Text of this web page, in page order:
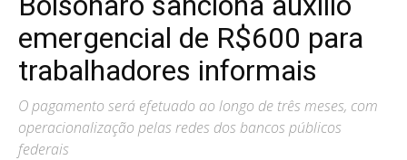
emergencial de R$600 para
trabalhadores informais
O pagamento será efetuado ao longo de três meses, com
operacionalização pelas redes dos bancos públicos
federais